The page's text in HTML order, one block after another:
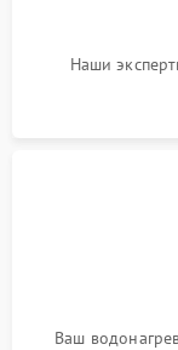
Наши
Ваш